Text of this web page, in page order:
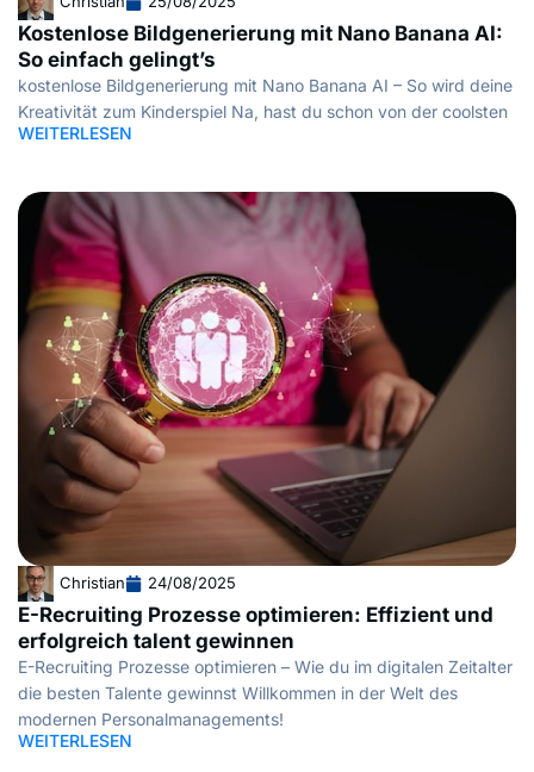
Kostenlose Bildgenerierung mit Nano Banana AI:
So einfach gelingt’s
kostenlose Bildgenerierung mit Nano Banana AI – So wird deine
Kreativität zum Kinderspiel Na, hast du schon von der coolsten
WEITERLESEN
Christian 24/08/2025
E-Recruiting Prozesse optimieren: Effizient und
erfolgreich talent gewinnen
E-Recruiting Prozesse optimieren – Wie du im digitalen Zeitalter
die besten Talente gewinnst Willkommen in der Welt des
modernen Personalmanagements!
WEITERLESEN